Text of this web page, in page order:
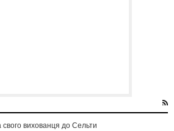
вихованця до Сельти